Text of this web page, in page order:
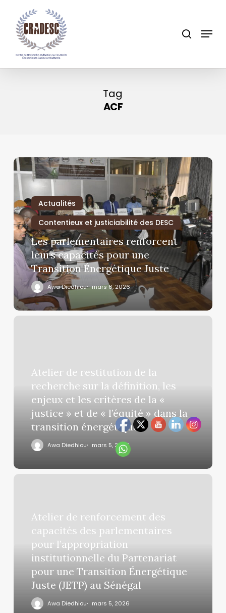
main
content
Menu
Tag
ACF
Actualités
Contentieux et justiciabilité des DESC
Les parlementaires renforcent
leurs capacités pour une
Transition Énergétique Juste
Awa Diedhiou mars 6, 2026
Atelier de restitution de la
recherche sur la définition, les
enjeux et les critères de la «
justice » et de « l’équité » dans la
transition énergétique.
Awa Diedhiou mars 5, 2026
Atelier de renforcement des
capacités des parlementaires
pour l’appropriation
institutionnelle du Partenariat
pour une Transition Énergétique
Juste (JETP) au Sénégal
Awa Diedhiou mars 5, 2026